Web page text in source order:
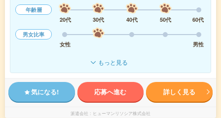
年齢層
20代
30代 40代 50代
60代
男女比率
女性
男性
もっと見る
気になる! 応募へ進む 詳しく見る
派遣会社 ヒューマンリソシア株式会社